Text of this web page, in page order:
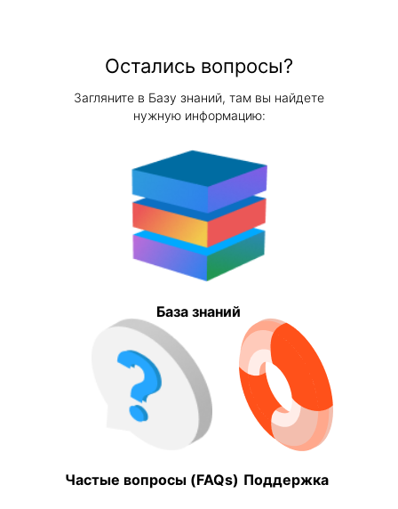
Остались вопросы?
Загляните в Базу знаний, там вы найдете
нужную информацию:
База знаний
Частые вопросы (FAQs) Поддержка